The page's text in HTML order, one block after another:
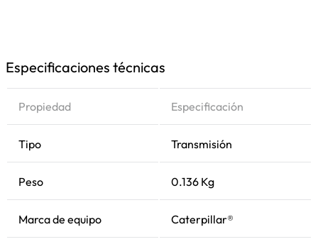
Especificaciones técnicas
Propiedad Especificación
Tipo Transmisión
Peso 0.136 Kg
Marca de equipo Caterpillar®